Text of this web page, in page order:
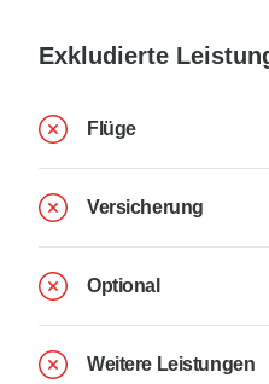
Exkludierte
Flüge
Versicherung
Optional
Weitere Leistungen